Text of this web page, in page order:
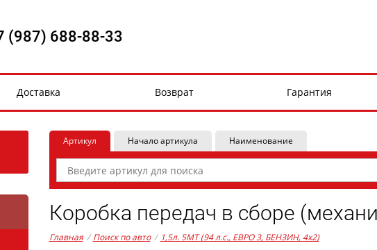
(987) 688-88-33
Доставка Возврат Гарантия
Артикул Начало артикула Наименование
Коробка передач в сборе
Главная / Поиск по авто / 1,5л. 5MT (94 л.с., ЕВРО 3, БЕНЗИН, 4x2)